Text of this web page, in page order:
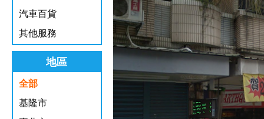
汽車百貨
其他服務
地區
全部
基隆市